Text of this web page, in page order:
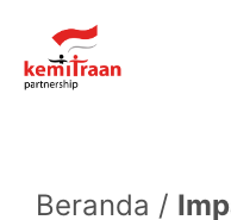
Beranda /